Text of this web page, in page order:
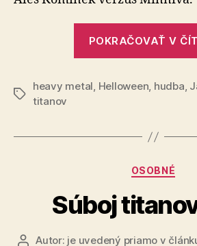
POKRAČOVAŤ V
Značky
heavy metal, Helloween, hudba,
titanov
OSOBNÉ
Súboj
AutorAutor: je uvedený priamo v